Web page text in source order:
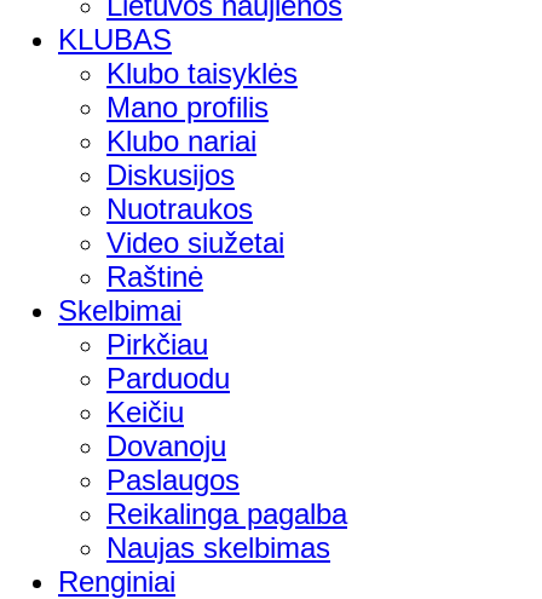
KLUBAS
Klubo taisyklės
Mano profilis
Klubo nariai
Diskusijos
Nuotraukos
Video siužetai
Raštinė
Skelbimai
Pirkčiau
Parduodu
Keičiu
Dovanoju
Paslaugos
Reikalinga pagalba
Naujas skelbimas
Renginiai